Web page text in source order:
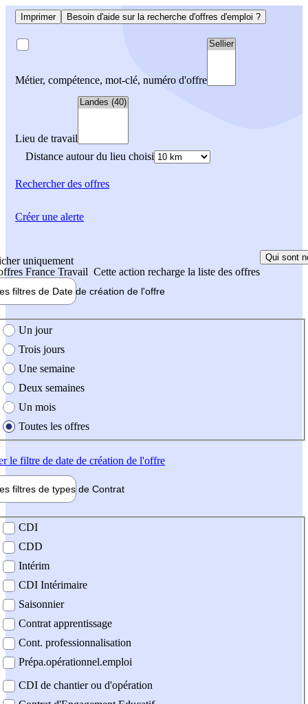
Imprimer Besoin d'aide sur la recherche d'offres d'emploi ?
Métier, compétence, mot-clé, numéro d'offre
Lieu de travail
Distance autour du lieu choisi
Rechercherdes offres
uniquement
France Travail Cette action recharge la liste des offres
Qui sont
filtres de Date de création de l'offre
création de l'offre
Un jour
Trois jours
Une semaine
Deux semaines
Un mois
Toutes les offres
le filtre de date de création de l'offre
filtres de types de Contrat
contrat
CDI
CDD
Intérim
CDI Intérimaire
Saisonnier
Contrat apprentissage
Cont. professionnalisation
Prépa.opérationnel.emploi
CDI de chantier ou d'opération
Créer une alerte